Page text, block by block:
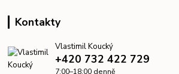
Kontakty
Vlastimil Koucký
+420 732 422 729
7:00–18:00 denně